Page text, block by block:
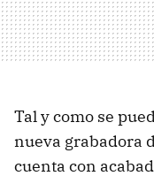
Tal y como se
nueva grabadora
cuenta con